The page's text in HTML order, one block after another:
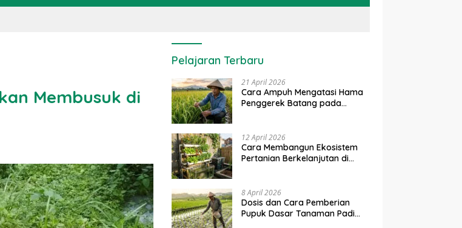
Membusuk di
Pelajaran Terbaru
21 April 2026
Cara Ampuh Mengatasi Hama
Penggerek Batang pada
12 April 2026
Cara Membangun Ekosistem
Pertanian Berkelanjutan di
8 April 2026
Dosis dan Cara Pemberian
Pupuk Dasar Tanaman Padi